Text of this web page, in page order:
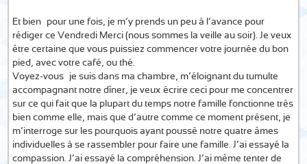
Et bien… pour une fois, je m’y prends un peu à l’avance pour
rédiger ce Vendredi Merci (nous sommes la veille au soir). Je veux
être certaine que vous puissiez commencer votre journée du bon
pied, avec votre café, ou thé.
Voyez-vous… je suis dans ma chambre, m’éloignant du tumulte
accompagnant notre dîner, je veux écrire ceci pour me concentrer
sur ce qui fait que la plupart du temps notre famille fonctionne très
bien comme elle, mais que d’autre comme ce moment présent, je
m’interroge sur les pourquois ayant poussé notre quatre âmes
individuelles à se rassembler pour faire une famille. J’ai essayé la
compassion. J’ai essayé la compréhension. J’ai même tenter de